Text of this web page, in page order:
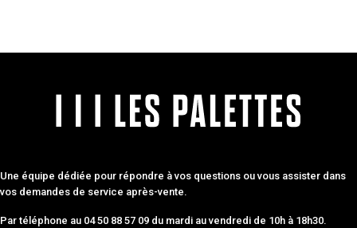
Une équipe dédiée pour répondre à vos questions ou vous assister dans
vos demandes de service après-vente.
Par téléphone au 04 50 88 57 09 du mardi au vendredi de 10h à 18h30.